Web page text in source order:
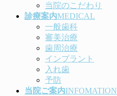
当院のこだわり
診療案内MEDICAL
一般歯科
審美治療
歯周治療
インプラント
入れ歯
予防
当院ご案内INFOMATION